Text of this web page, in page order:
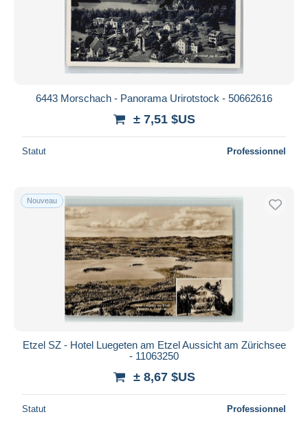
6443 Morschach - Panorama Urirotstock - 50662616
± 7,51 $US
Statut Professionnel
Nouveau
Etzel SZ - Hotel Luegeten am Etzel Aussicht am Zürichsee
- 11063250
± 8,67 $US
Statut Professionnel